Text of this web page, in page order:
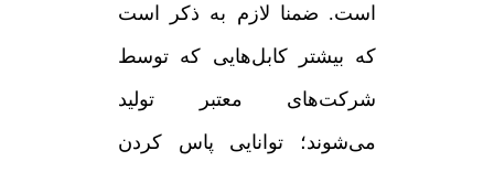
است. ضمنا لازم به ذکر است
که بیشتر کابل‌هایی که توسط
شرکت‌های معتبر تولید
می‌شوند؛ توانایی پاس کردن